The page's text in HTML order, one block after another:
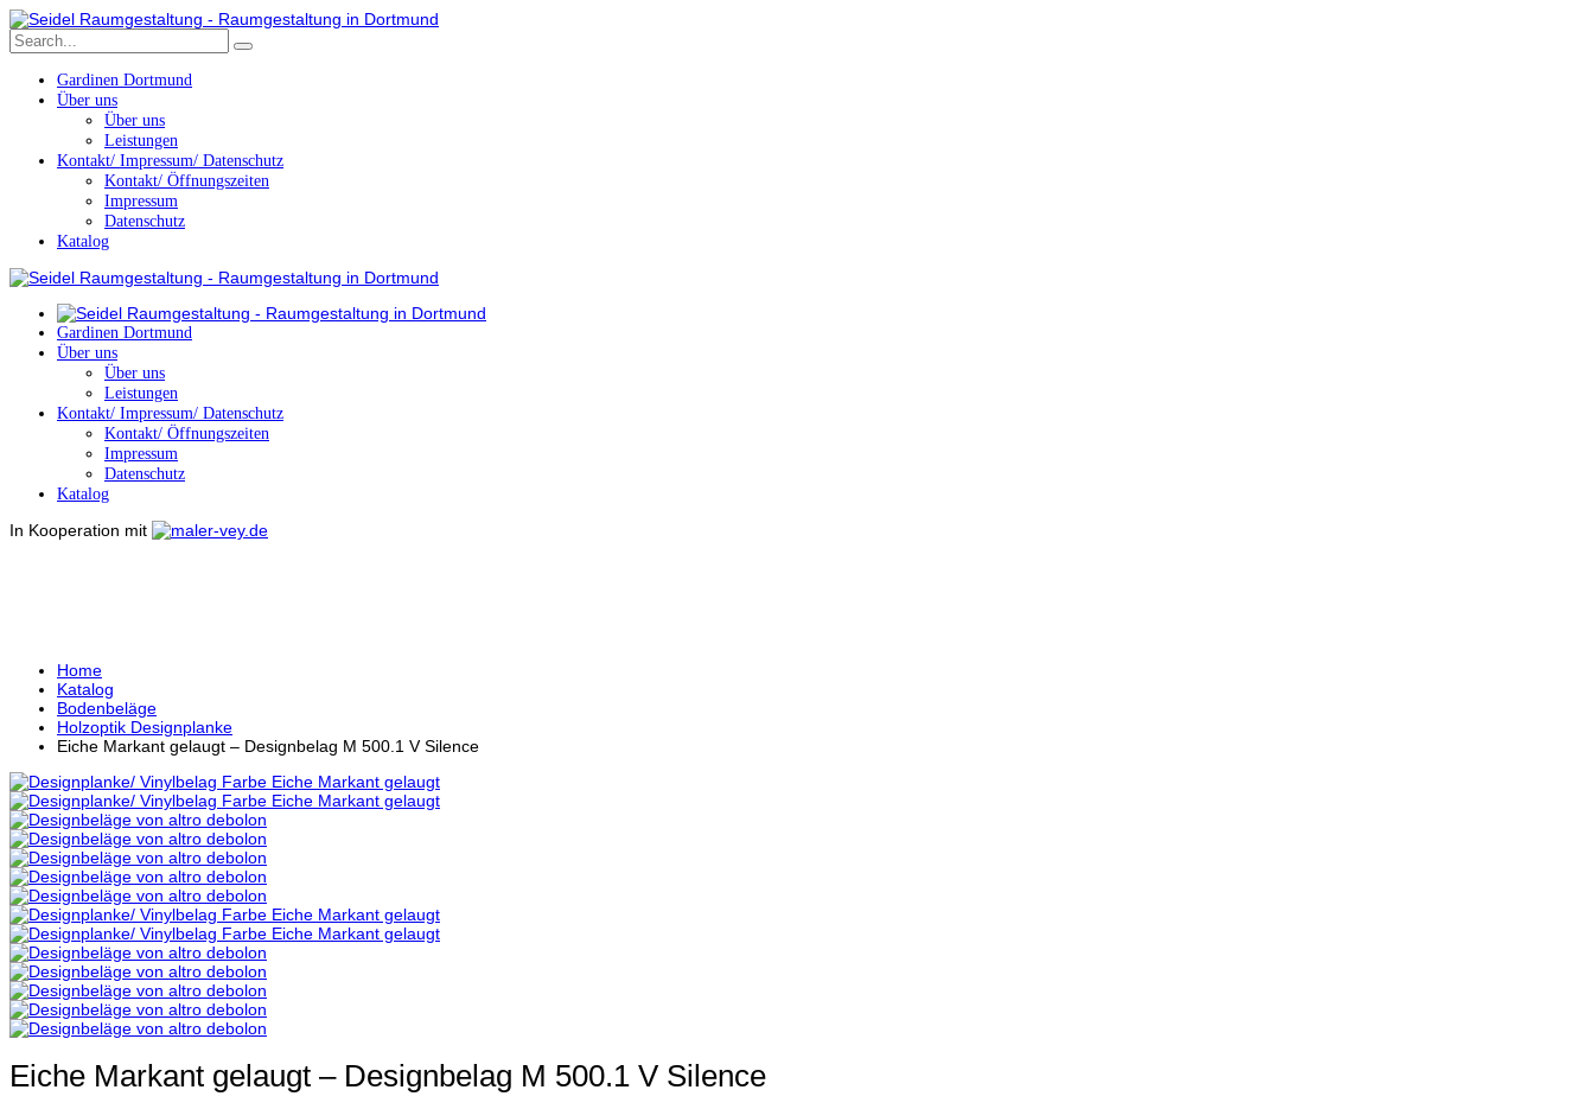
Gardinen Dortmund
Über uns
Über uns
Leistungen
Kontakt/ Impressum/ Datenschutz
Kontakt/ Öffnungszeiten
Impressum
Datenschutz
Katalog
Gardinen Dortmund
Über uns
Über uns
Leistungen
Kontakt/ Impressum/ Datenschutz
Kontakt/ Öffnungszeiten
Impressum
Datenschutz
Katalog
In Kooperation mit
Home
Katalog
Bodenbeläge
Holzoptik Designplanke
Eiche Markant gelaugt – Designbelag M 500.1 V Silence
Eiche Markant gelaugt – Designbelag M 500.1 V Silence